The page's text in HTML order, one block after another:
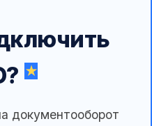
документооборот